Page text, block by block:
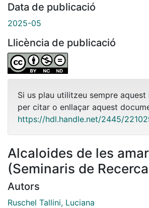
Data de publicació
2025-05
Llicència de publicació
Si us plau utilitzeu sempre
per citar o enllaçar aquest
https://hdl.handle.net/2445/
Alcaloides de les
(Seminaris de
Autors
Ruschel Tallini, Luciana